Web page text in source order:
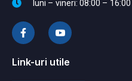
luni – vineri: 08:00 – 16:00
Link-uri utile